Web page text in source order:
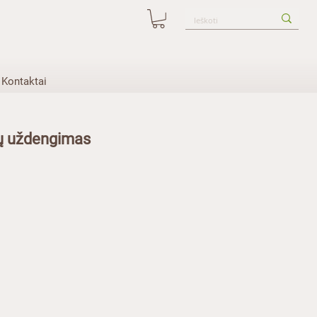
Kontaktai
uždengimas